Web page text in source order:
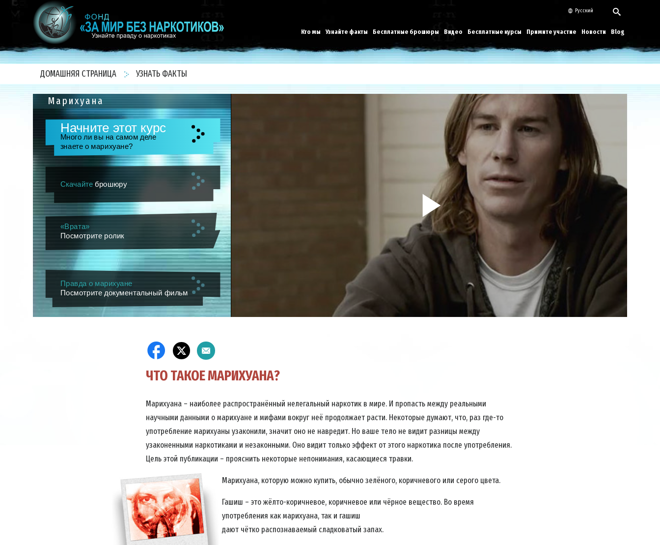
Русский
Кто мы Узнайте факты Бесплатные брошюры Видео Бесплатные курсы Примите участие Новости Blog
ДОМАШНЯЯ СТРАНИЦА УЗНАТЬ ФАКТЫ
Play
Video
Марихуана
Начните этот курс
Много ли вы на самом деле
знаете о марихуане?
Скачайте брошюру
«Врата»
Посмотрите ролик
Правда о марихуане
Посмотрите документальный фильм
ЧТО ТАКОЕ МАРИХУАНА?
Марихуана – наиболее распространённый нелегальный наркотик в мире. И пропасть между реальными
научными данными о марихуане и мифами вокруг неё продолжает расти. Некоторые думают, что, раз где-то
употребление марихуаны узаконили, значит оно не навредит. Но ваше тело не видит разницы между
узаконенными наркотиками и незаконными. Оно видит только эффект от этого наркотика после употребления.
Цель этой публикации – прояснить некоторые непонимания, касающиеся травки.
Марихуана, которую можно купить, обычно зелёного, коричневого или серого цвета.
Гашиш – это жёлто-коричневое, коричневое или чёрное вещество. Во время
употребления как марихуана, так и гашиш
дают чётко распознаваемый сладковатый запах.